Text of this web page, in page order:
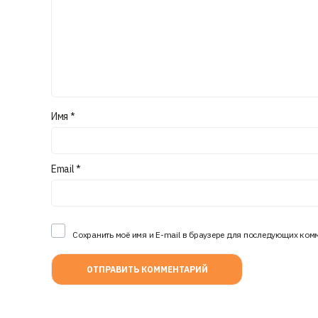
Имя *
Email*
Сохранить моё имя и E-mail в браузере для последующих